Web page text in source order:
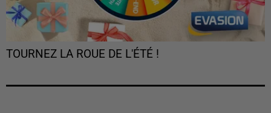
TOURNEZ LA ROUE DE L'ÉTÉ !